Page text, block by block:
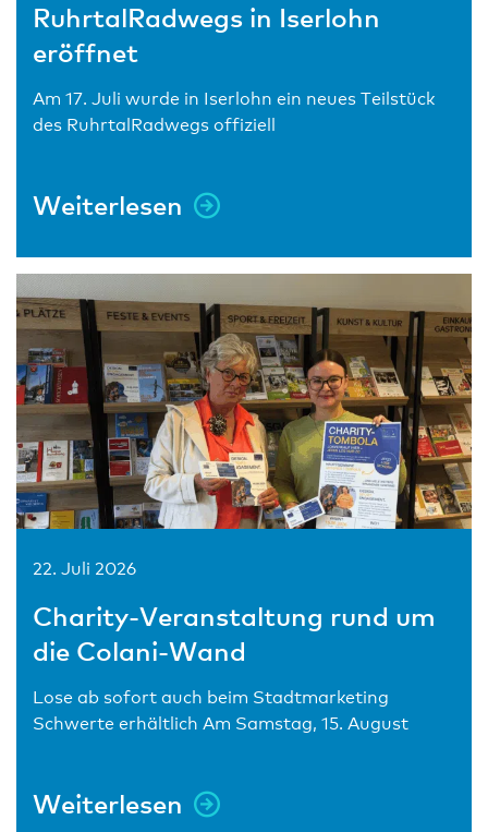
RuhrtalRadwegs in Iserlohn
eröffnet
Am 17. Juli wurde in Iserlohn ein neues Teilstück
des RuhrtalRadwegs offiziell
Weiterlesen
22. Juli 2026
Charity-Veranstaltung rund um
die Colani-Wand
Lose ab sofort auch beim Stadtmarketing
Schwerte erhältlich Am Samstag, 15. August
Weiterlesen